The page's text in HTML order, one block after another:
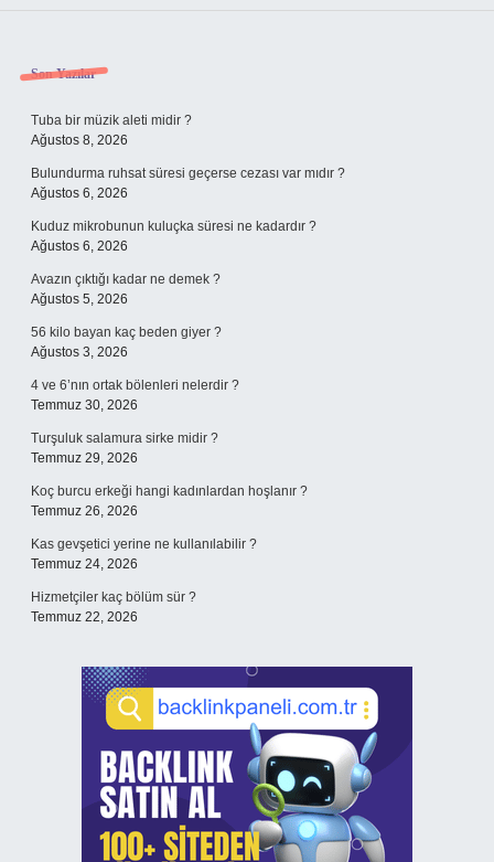
Sidebar
Son Yazılar
Tuba bir müzik aleti midir ?
Ağustos 8, 2026
Bulundurma ruhsat süresi geçerse cezası var mıdır ?
Ağustos 6, 2026
Kuduz mikrobunun kuluçka süresi ne kadardır ?
Ağustos 6, 2026
Avazın çıktığı kadar ne demek ?
Ağustos 5, 2026
56 kilo bayan kaç beden giyer ?
Ağustos 3, 2026
4 ve 6’nın ortak bölenleri nelerdir ?
Temmuz 30, 2026
Turşuluk salamura sirke midir ?
Temmuz 29, 2026
Koç burcu erkeği hangi kadınlardan hoşlanır ?
Temmuz 26, 2026
Kas gevşetici yerine ne kullanılabilir ?
Temmuz 24, 2026
Hizmetçiler kaç bölüm sür ?
Temmuz 22, 2026